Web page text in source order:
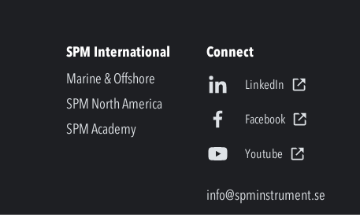
SPM International
Marine & Offshore
SPM North America
SPM Academy
Connect
LinkedIn
Facebook
Youtube
info@spminstrument.se